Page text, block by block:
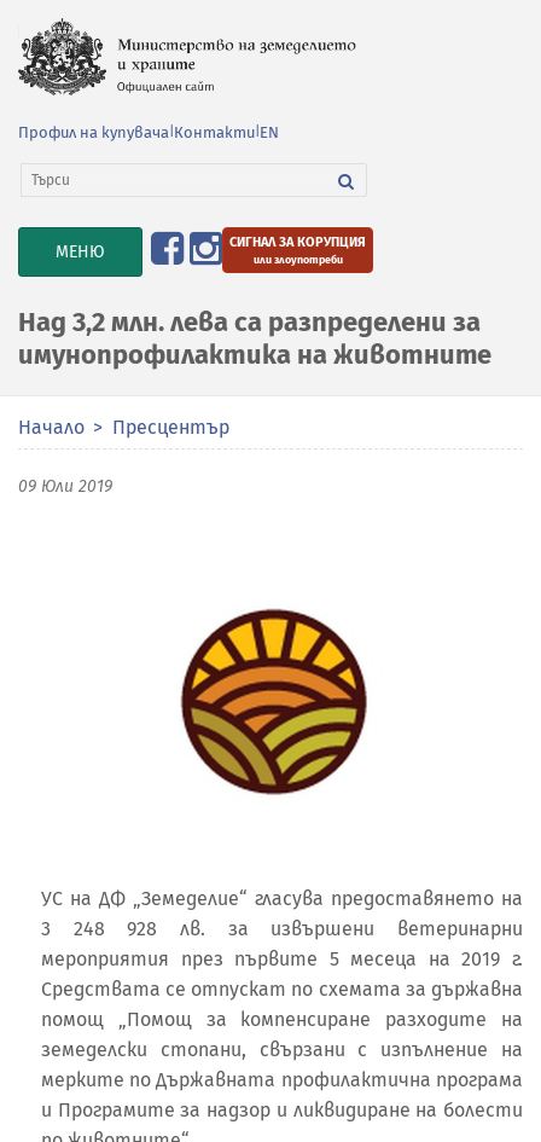
Профил на купувача Контакти EN
TOGGLE
NAVIGATION
МЕНЮ СИГНАЛ ЗА КОРУПЦИЯ
или злоупотреби
Над 3,2 млн. лева са разпределени за
имунопрофилактика на животните
Начало Пресцентър
09 Юли 2019
УС на ДФ „Земеделие“ гласува предоставянето на
3 248 928 лв. за извършени ветеринарни
мероприятия през първите 5 месеца на 2019 г.
Средствата се отпускат по схемата за държавна
помощ „Помощ за компенсиране разходите на
земеделски стопани, свързани с изпълнение на
мерките по Държавната профилактична програма
и Програмите за надзор и ликвидиране на болести